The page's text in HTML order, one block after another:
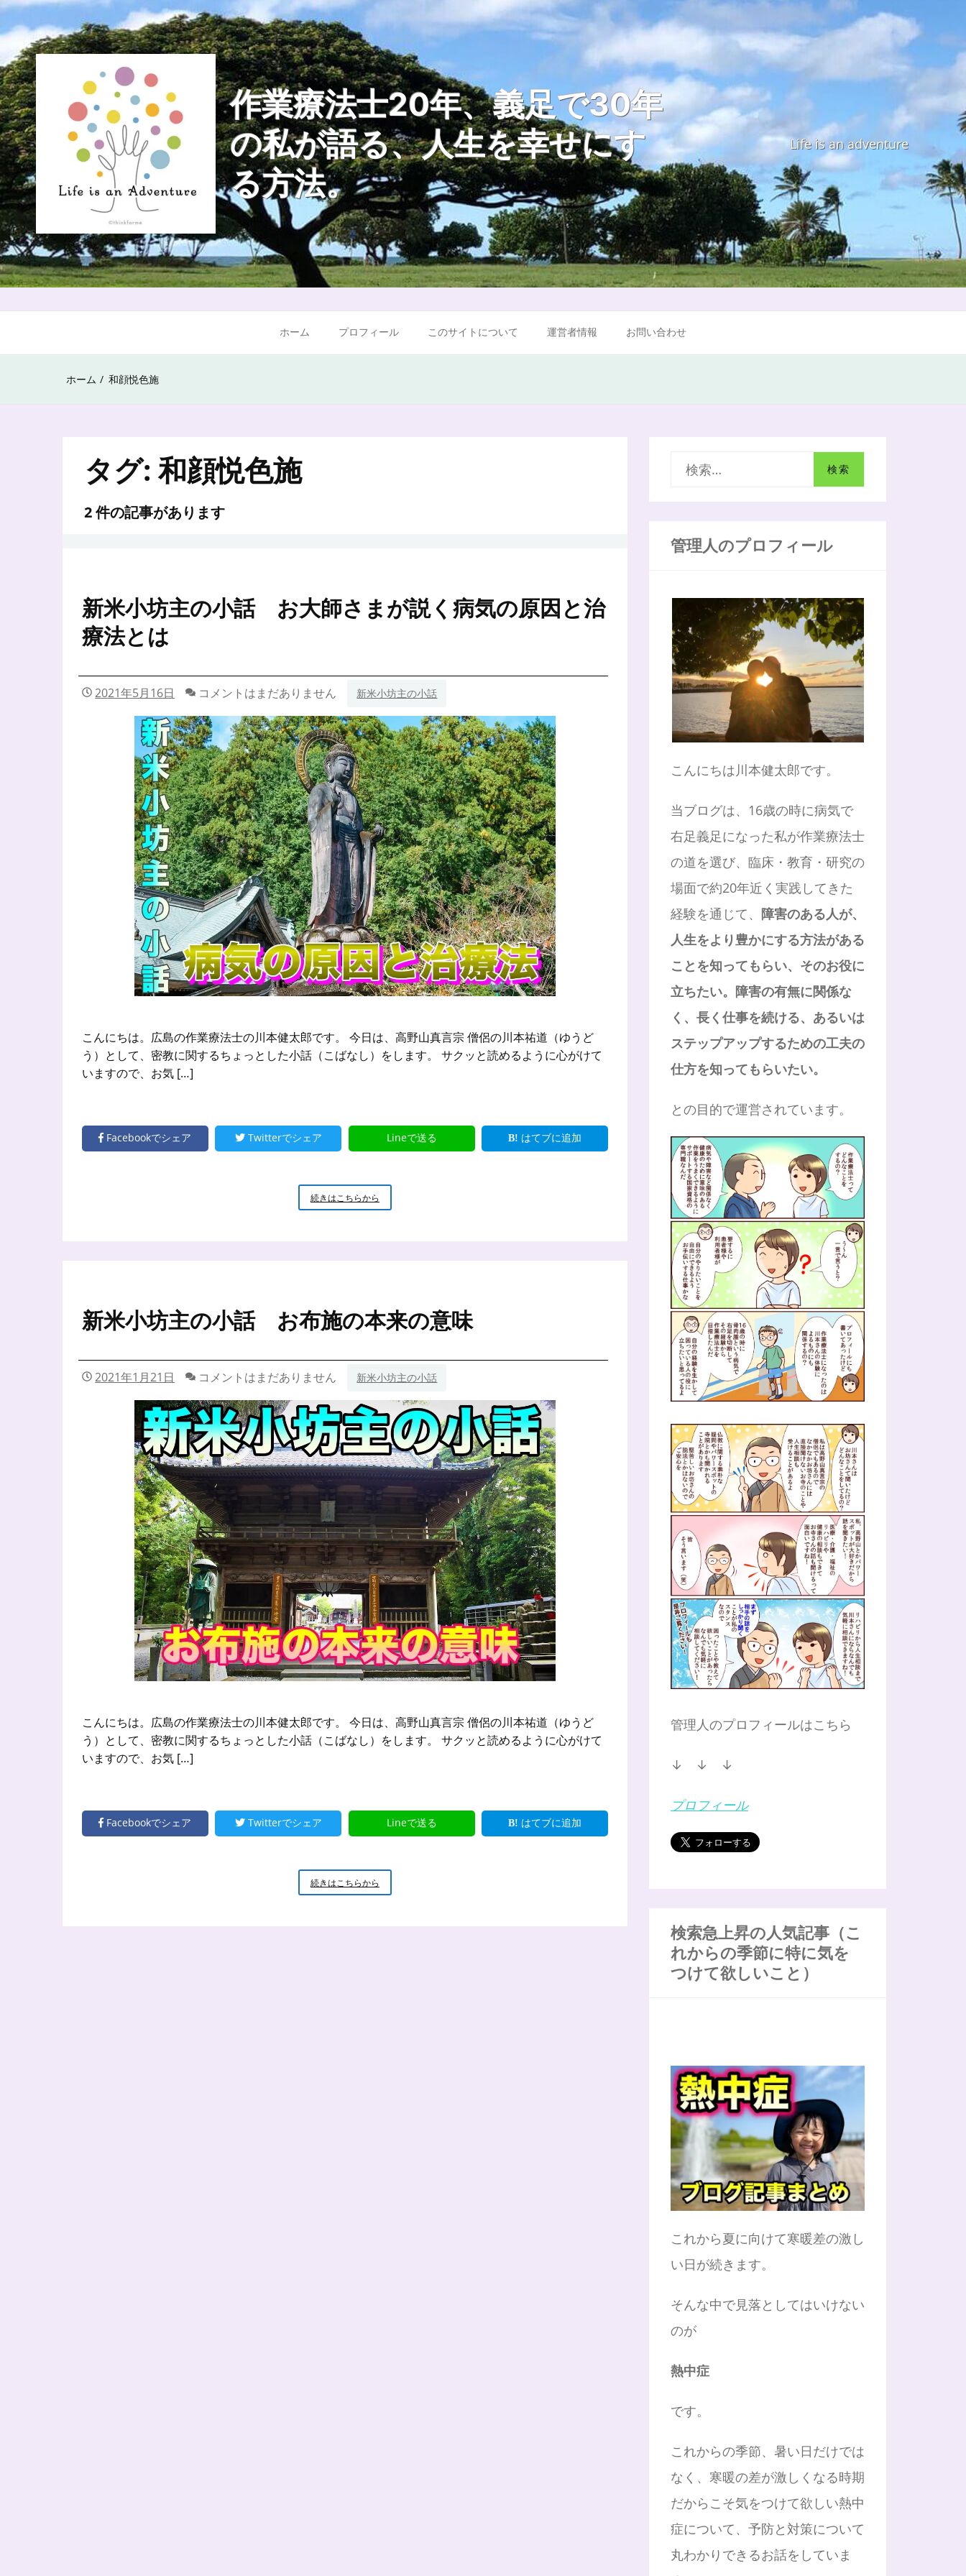
Skip
to
content
作業療法士20年、義足で30年
の私が語る、人生を幸せにす
る方法。
Life is an adventure
ホーム プロフィール このサイトについて 運営者情報 お問い合わせ
ホーム 和顔悦色施
タグ:和顔悦色施
2 件の記事があります
新米小坊主の小話 お大師さまが説く病気の原因と治
療法とは
2021年5月16日 コメントはまだありません 新米小坊主の小話
こんにちは。広島の作業療法士の川本健太郎です。 今日は、高野山真言宗 僧侶の川本祐道（ゆうど
う）として、密教に関するちょっとした小話（こばなし）をします。 サクッと読めるように心がけて
いますので、お気 […]
Facebookでシェア Twitterでシェア Lineで送る はてブに追加
続きはこちらから
米
大
師
ま
が
く
病
気
の
原
因
治
法
と
は
新米小坊主の小話 お布施の本来の意味
2021年1月21日 コメントはまだありません 新米小坊主の小話
こんにちは。広島の作業療法士の川本健太郎です。 今日は、高野山真言宗 僧侶の川本祐道（ゆうど
う）として、密教に関するちょっとした小話（こばなし）をします。 サクッと読めるように心がけて
いますので、お気 […]
Facebookでシェア Twitterでシェア Lineで送る はてブに追加
続きはこちらから
米
管理人のプロフィール
こんにちは川本健太郎です。
当ブログは、16歳の時に病気で
右足義足になった私が作業療法士
の道を選び、臨床・教育・研究の
場面で約20年近く実践してきた
経験を通じて、 障害のある人が、
人生をより豊かにする方法がある
ことを知ってもらい、そのお役に
立ちたい。障害の有無に関係な
く、長く仕事を続ける、あるいは
ステップアップするための工夫の
仕方を知ってもらいたい。
との目的で運営されています。
管理人のプロフィールはこちら
↓ ↓ ↓
プロフィール
検索急上昇の人気記事（こ
れからの季節に特に気を
つけて欲しいこと）
これから夏に向けて寒暖差の激し
い日が続きます。
そんな中で見落としてはいけない
のが
熱中症
です。
これからの季節、暑い日だけでは
なく、寒暖の差が激しくなる時期
だからこそ気をつけて欲しい熱中
症について、予防と対策について
丸わかりできるお話をしていま